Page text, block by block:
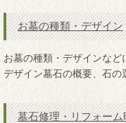
お墓の種類・デザイン
お墓の種類・デザインなど
デザイン墓石の概要、石の
墓石修理・リフォー